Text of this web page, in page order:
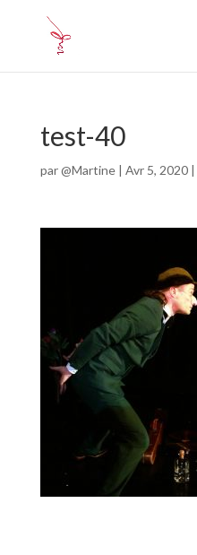
test-40
par@Martine| Avr 5, 2020|